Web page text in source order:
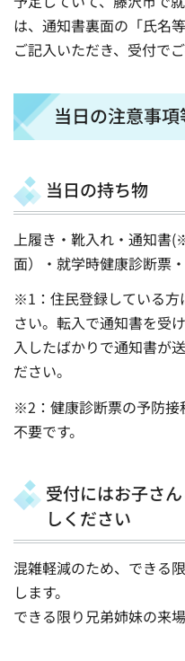
は、通知書裏面の「氏名
ご記入いただき、受付で
当日の注意事項
当日の持ち物
上履き・靴入れ・通知書
面）・就学時健康診断票
※1：住民登録している方
さい。転入で通知書を受
入したばかりで通知書が
ださい。
※2：健康診断票の予防接
不要です。
受付にはお子さ
しください
混雑軽減のため、できる
します。
できる限り兄弟姉妹の来